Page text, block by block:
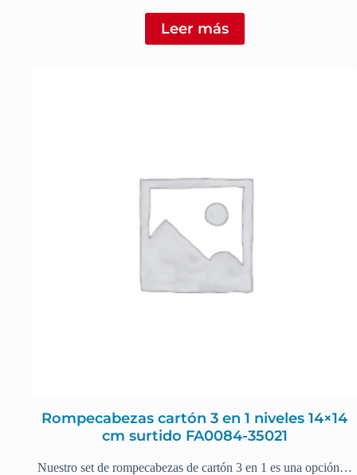
Leer más
Rompecabezas cartón 3 en 1 niveles 14×14
cm surtido FA0084-35021
Nuestro set de rompecabezas de cartón 3 en 1 es una opción…